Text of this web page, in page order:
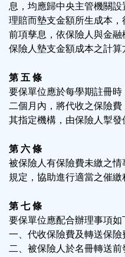
息，均應歸中央主管機關
理賠而墊支金額所生成本，
前項孳息，依保險人與金融
保險人墊支金額成本之計
第 五 條
要保單位應於每學期註冊
二個月內，將代收之保險
其指定機構，由保險人掣發
第 六 條
被保險人有保險費未繳之
規定，協助進行適當之催繳
第 七 條
要保單位應配合辦理事項如
一、代收保險費及轉送保險
二、被保險人於名冊轉送